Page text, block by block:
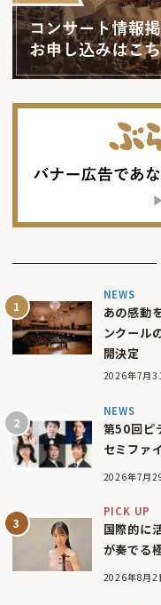
NEWS
あの感動
ンクール
開決定
2026年7月
NEWS
第50回ピ
セミファ
2026年7月
PICK UP
国際的に
が奏でる
2026年8月2